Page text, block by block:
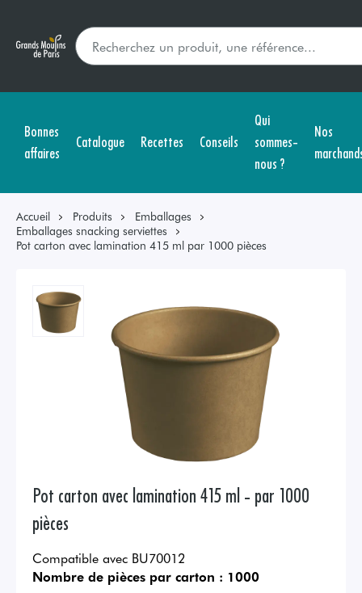
Bonnes
affaires
Catalogue Recettes Conseils
Qui
sommes-
nous ?
Nos
Accueil Produits
Emballages
Emballages snacking serviettes
Pot carton avec lamination 415 ml par 1000 pièces
Pot carton avec lamination 415 ml - par 1000
pièces
Compatible avec BU70012
Nombre de pièces par carton : 1000